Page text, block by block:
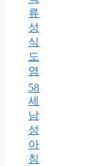
류
성
식
도
염
58
세
남
성
아
침